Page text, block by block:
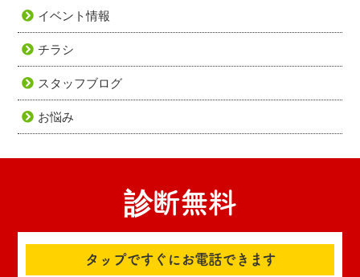
イベント情報
チラシ
スタッフブログ
お悩み
診断無料
タップですぐにお電話できます